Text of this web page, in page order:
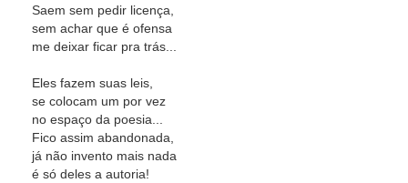
Saem sem pedir licença,
sem achar que é ofensa
me deixar ficar pra trás...
Eles fazem suas leis,
se colocam um por vez
no espaço da poesia...
Fico assim abandonada,
já não invento mais nada
é só deles a autoria!